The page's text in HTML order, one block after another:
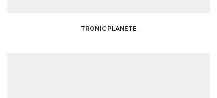
TRONIC PLANETE